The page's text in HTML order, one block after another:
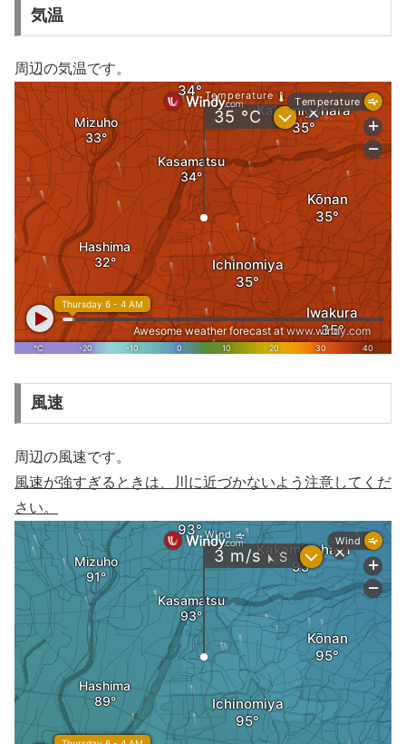
気温
周辺の気温です。
風速
周辺の風速です。
風速が強すぎるときは、川に近づかないよう注意してくだ
さい。